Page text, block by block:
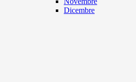
Dicembre